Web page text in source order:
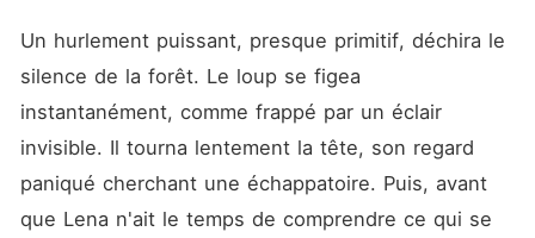
Un hurlement puissant, presque primitif, déchira le
silence de la forêt. Le loup se figea
instantanément, comme frappé par un éclair
invisible. Il tourna lentement la tête, son regard
paniqué cherchant une échappatoire. Puis, avant
que Lena n'ait le temps de comprendre ce qui se